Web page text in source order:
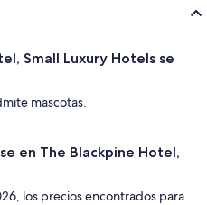
Small Luxury Hotels se
mascotas.
en The Blackpine Hotel,
los precios encontrados para